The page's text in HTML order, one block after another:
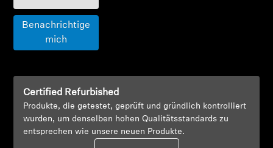
Entdecken
Innovationen
Klangraum
Benachrichtige
mich
Certified Refurbished
Produkte, die getestet, geprüft und gründlich kontrolliert
wurden, um denselben hohen Qualitätsstandards zu
entsprechen wie unsere neuen Produkte.